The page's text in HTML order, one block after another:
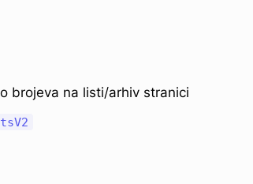
brojeva na listi/arhiv stranici